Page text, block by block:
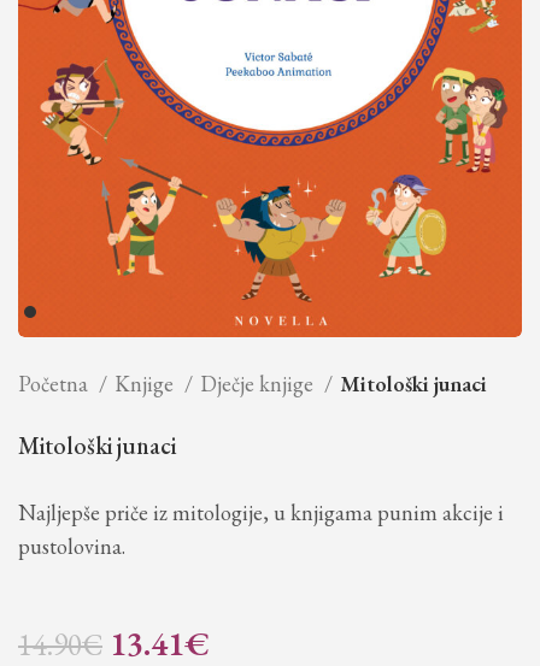
Početna Knjige Dječje knjige Mitološki junaci
Mitološki junaci
Najljepše priče iz mitologije, u knjigama punim akcije i
pustolovina.
14.90€ 13.41€